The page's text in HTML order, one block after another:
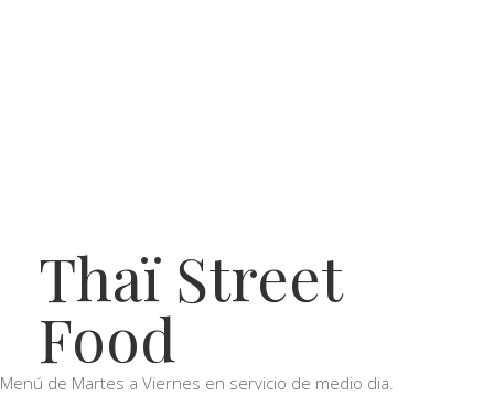
Thaï Street
Food
Menú de Martes a Viernes en servicio de medio dia.